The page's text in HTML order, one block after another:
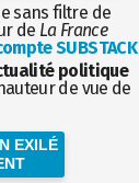
sans filtre de
de La France
SUBSTACK
politique
de vue de
EXILÉ